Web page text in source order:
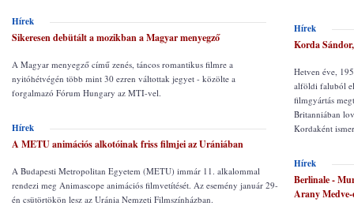
Hírek
Sikeresen debütált a mozikban a Magyar menyegző
A Magyar menyegző című zenés, táncos romantikus filmre a
nyitóhétvégén több mint 30 ezren váltottak jegyet - közölte a
forgalmazó Fórum Hungary az MTI-vel.
Hírek
A METU animációs alkotóinak friss filmjei az Urániában
A Budapesti Metropolitan Egyetem (METU) immár 11. alkalommal
rendezi meg Animascope animációs filmvetítését. Az esemény január 29-
én csütörtökön lesz az Uránia Nemzeti Filmszínházban.
Hírek
Korda
Hetven éve,
alföldi faluból
filmgyártás
Britanniában
Kordaként
Hírek
Berlinale -
Arany